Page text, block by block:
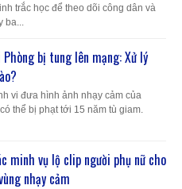
trắc học để theo dõi công dân và
bị tung lên mạng: Xử lý
vi đưa hình ảnh nhạy cảm của
thể bị phạt tới 15 năm tù giam.
minh vụ lộ clip người phụ nữ cho
nhạy cảm